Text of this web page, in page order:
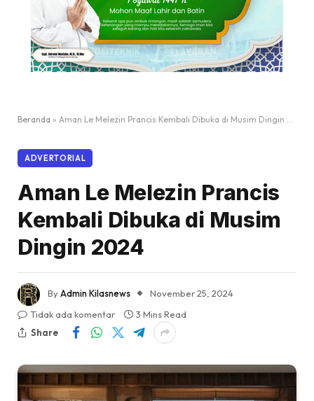
Beranda » Aman Le Melezin Prancis Kembali Dibuka di Musim Dingin 2024
ADVERTORIAL
Aman Le Melezin Prancis
Kembali Dibuka di Musim
Dingin 2024
ByAdmin Kilasnews
November 25, 2024
Tidak ada komentar
3 Mins Read
Share